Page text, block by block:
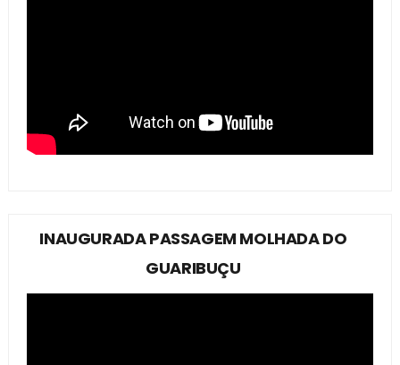
INAUGURADA PASSAGEM MOLHADA DO
GUARIBUÇU